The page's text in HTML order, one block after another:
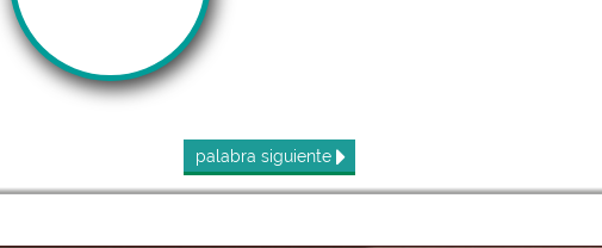
palabra siguiente